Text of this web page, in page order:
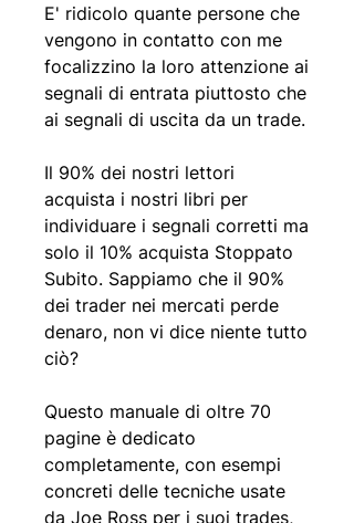
E' ridicolo quante persone che
vengono in contatto con me
focalizzino la loro attenzione ai
segnali di entrata piuttosto che
ai segnali di uscita da un trade.
Il 90% dei nostri lettori
acquista i nostri libri per
individuare i segnali corretti ma
solo il 10% acquista Stoppato
Subito. Sappiamo che il 90%
dei trader nei mercati perde
denaro, non vi dice niente tutto
ciò?
Questo manuale di oltre 70
pagine è dedicato
completamente, con esempi
concreti delle tecniche usate
da Joe Ross per i suoi trades,